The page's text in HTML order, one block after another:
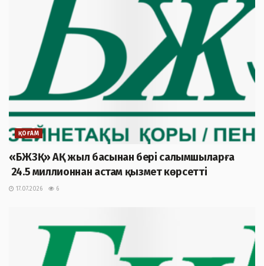
ҚОҒАМ
«БЖЗҚ» АҚ жыл басынан бері салымшыларға
24.5 миллионнан астам қызмет көрсетті
17.07.2026 6